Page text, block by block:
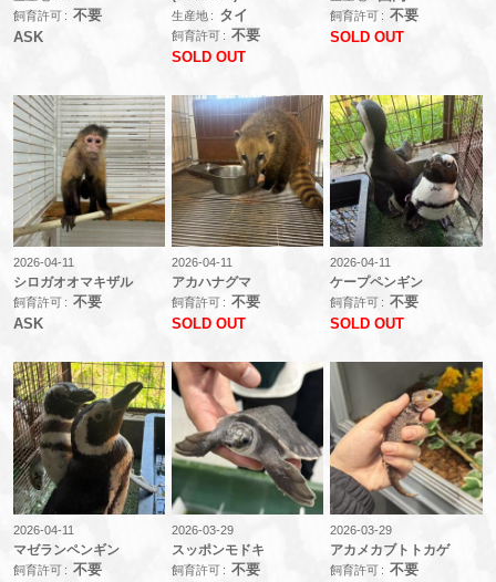
飼育許可
不要
ASK
生産地 タイ
飼育許可
不要
SOLD OUT
飼育許可
不要
SOLD OUT
2026-04-11
シロガオオマキザル
飼育許可
不要
ASK
2026-04-11
アカハナグマ
飼育許可
不要
SOLD OUT
2026-04-11
ケープペンギン
飼育許可
不要
SOLD OUT
2026-04-11
マゼランペンギン
飼育許可
不要
2026-03-29
スッポンモドキ
飼育許可
不要
2026-03-29
アカメカブトトカゲ
飼育許可
不要